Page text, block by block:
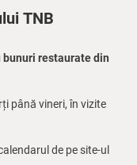
TNB
bunuri restaurate din
până vineri, în vizite
de pe site-ul